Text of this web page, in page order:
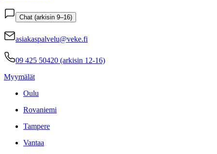
Chat (arkisin 9–16)
asiakaspalvelu@veke.fi
09 425 50420 (arkisin 12-16)
Myymälät
Oulu
Rovaniemi
Tampere
Vantaa